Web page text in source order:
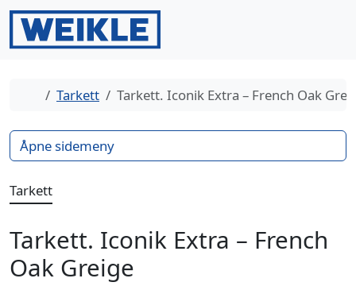
Gå til innhold
Gå til bunntekst
HjemTarkett Tarkett. Iconik Extra – French Oak
Tarkett
Tarkett. Iconik Extra – French
Oak Greige
Åpne sidemeny